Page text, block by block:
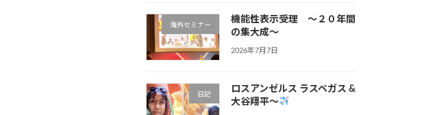
海外セミナー
機能性表示受理 〜２０年間
の集大成〜
2026年7月7日
日記
ロスアンゼルス ラスベガス &
大谷翔平〜